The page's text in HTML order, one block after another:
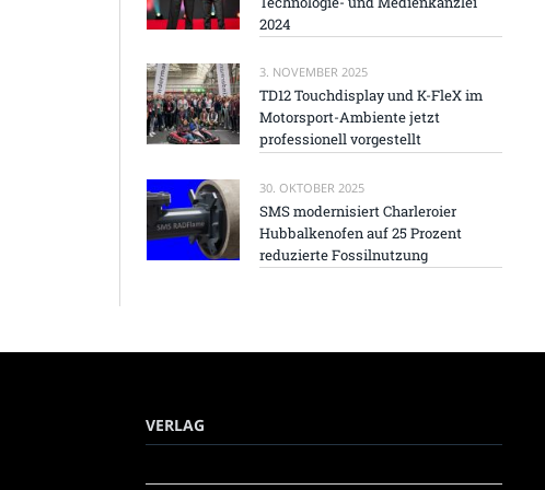
2024
3. NOVEMBER 2025
TD12 Touchdisplay und K-FleX im
Motorsport-Ambiente jetzt
professionell vorgestellt
30. OKTOBER 2025
SMS modernisiert Charleroier
Hubbalkenofen auf 25 Prozent
reduzierte Fossilnutzung
VERLAG